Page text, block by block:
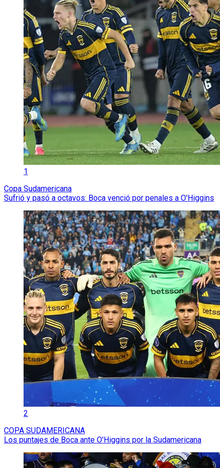
1
Copa Sudamericana
Sufrió y pasó a octavos: Boca venció por penales a O'Higgins
2
COPA SUDAMERICANA
Los puntajes de Boca ante O'Higgins por la Sudamericana